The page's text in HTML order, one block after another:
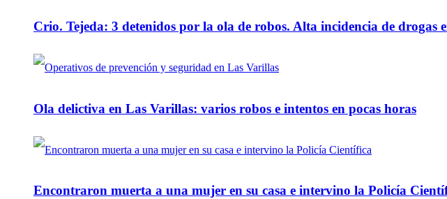
Crio. Tejeda: 3 detenidos por la ola de robos. Alta incidencia de drogas
Ola delictiva en Las Varillas: varios robos e intentos en pocas horas
Encontraron muerta a una mujer en su casa e intervino la Policía